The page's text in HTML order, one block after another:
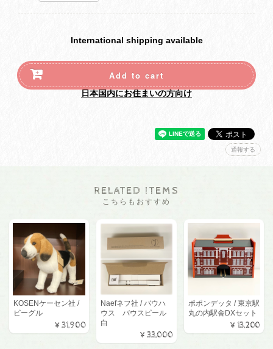
International shipping available
Add to cart
日本国内にお住まいの方向け
通報する
RELATED ITEMS
こちらもおすすめ
KOSENケーセン社 /
ビーグル
¥31,900
Naefネフ社 / バウハ
ウス バウスピール
白
¥33,000
ポポンデッタ / 東京駅
丸の内駅舎DXセット
¥13,200